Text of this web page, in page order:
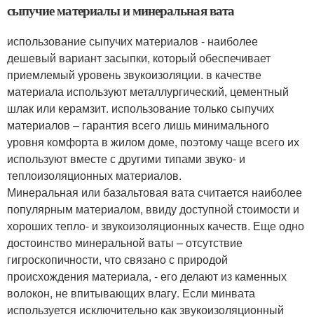
сыпучие материалы и минеральная вата
использование сыпучих материалов - наиболее
дешевый вариант засыпки, который обеспечивает
приемлемый уровень звукоизоляции. в качестве
материала используют металлургический, цементный
шлак или керамзит. использование только сыпучих
материалов – гарантия всего лишь минимального
уровня комфорта в жилом доме, поэтому чаще всего их
используют вместе с другими типами звуко- и
теплоизоляционных материалов.
Минеральная или базальтовая вата считается наиболее
популярным материалом, ввиду доступной стоимости и
хороших тепло- и звукоизоляционных качеств. Еще одно
достоинство минеральной ваты – отсутствие
гигроскопичности, что связано с природой
происхождения материала, - его делают из каменных
волокон, не впитывающих влагу. Если минвата
используется исключительно как звукоизоляционный